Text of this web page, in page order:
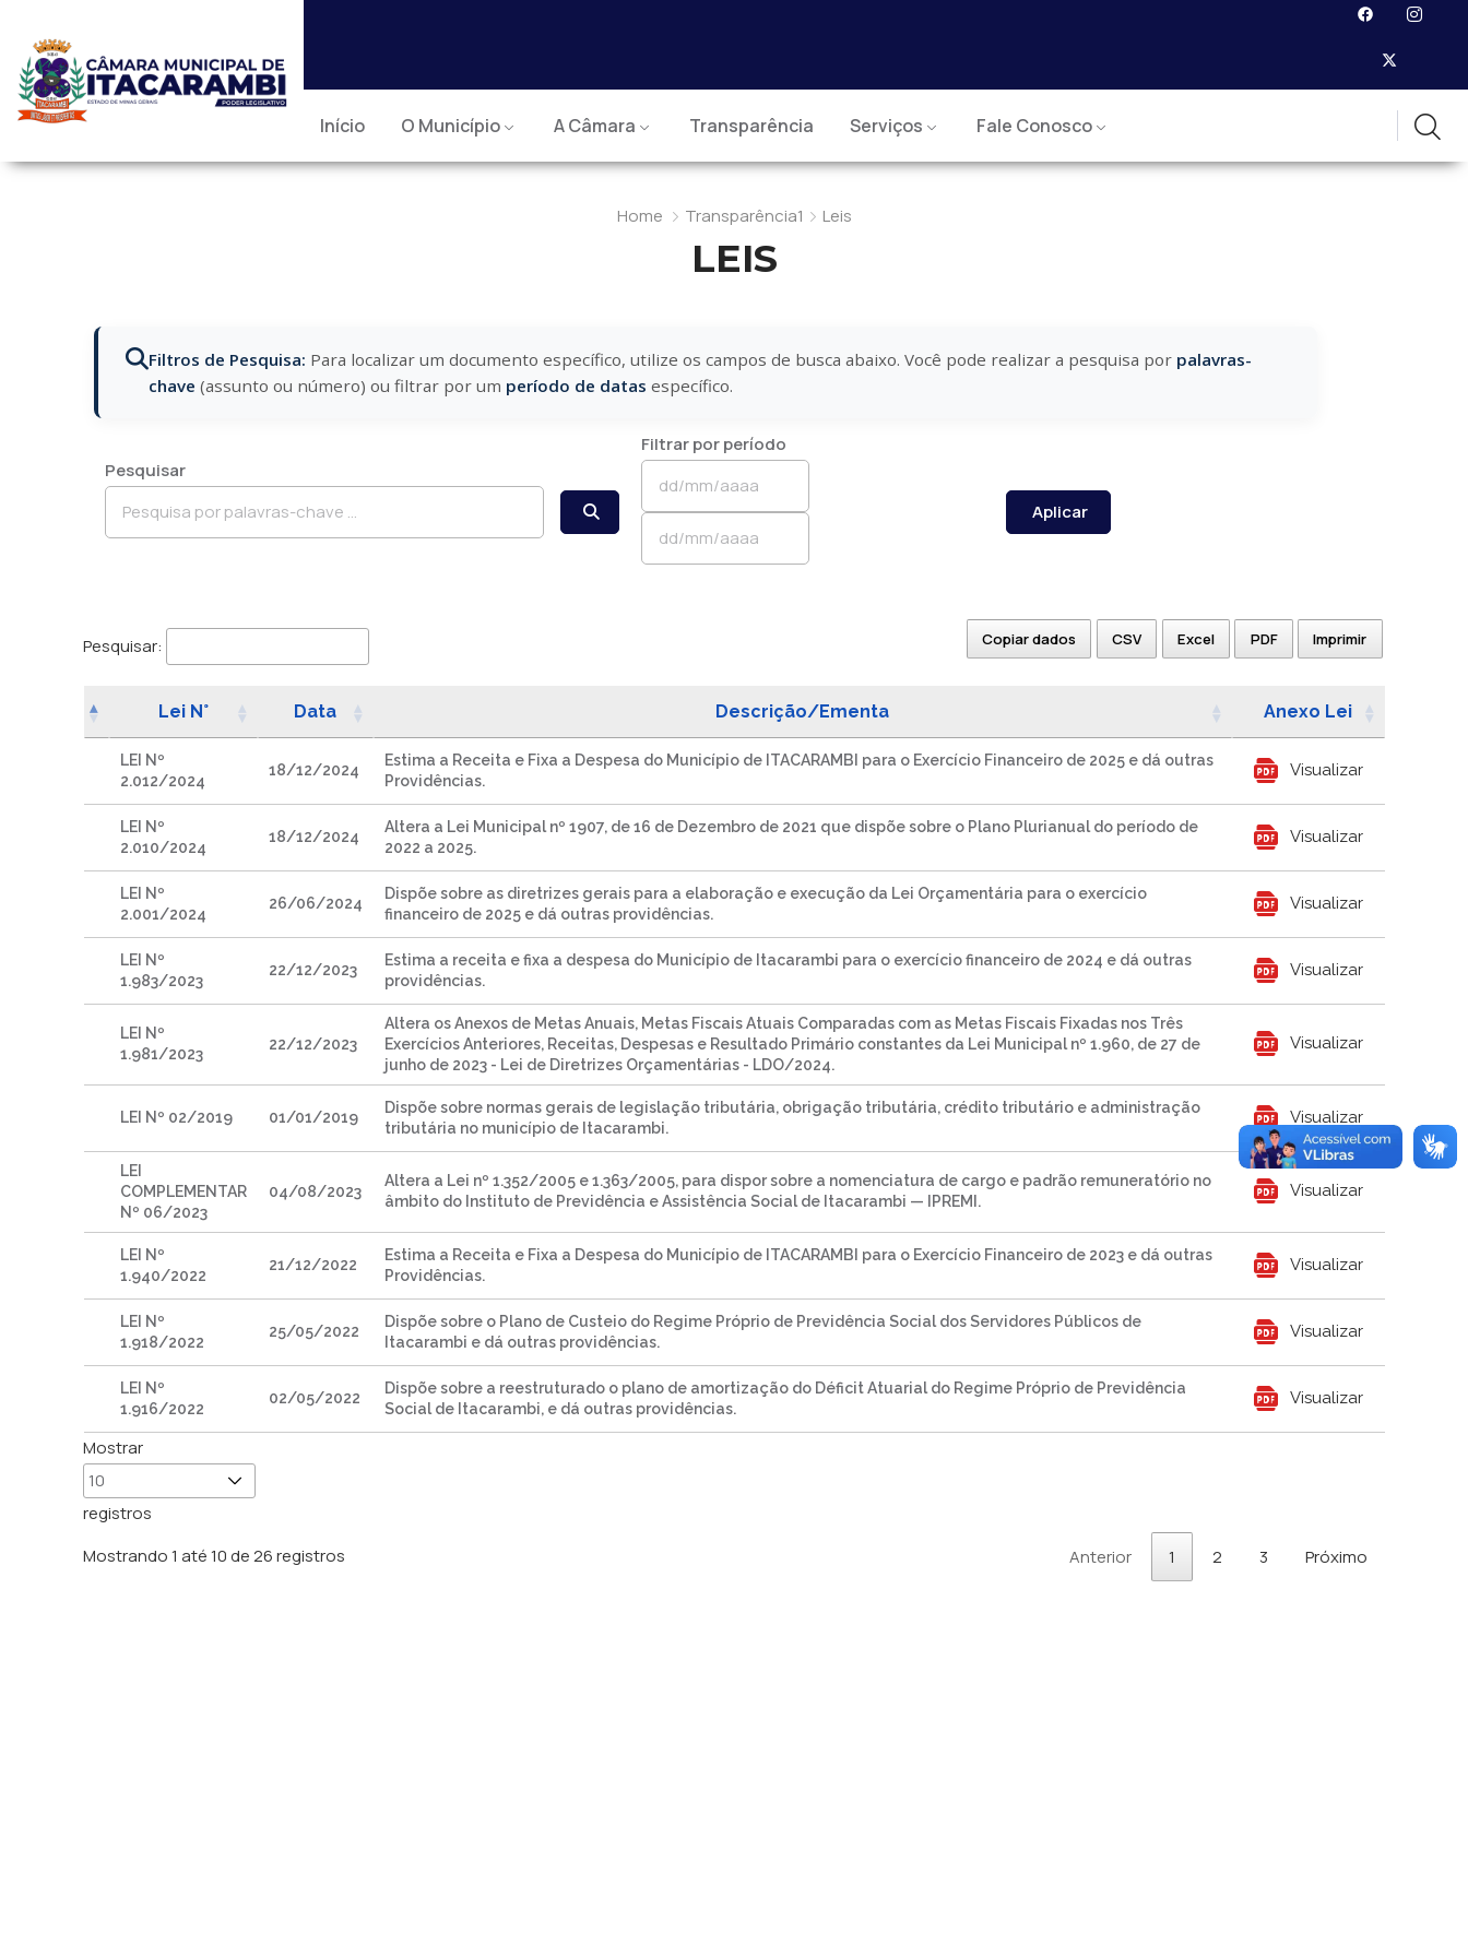
Início O Município A Câmara Transparência Serviços Fale Conosco
Home Transparência1 Leis
LEIS
Filtros de Pesquisa: Para localizar um documento específico, utilize os campos de busca abaixo. Você pode realizar a pesquisa por palavras-
chave (assunto ou número) ou filtrar por um período de datas específico.
Pesquisar
Filtrar por período
Aplicar
Pesquisar: Copiar dados CSV Excel PDF Imprimir
Lei N° Data Descrição/Ementa Anexo Lei
LEI Nº
2.012/2024
18/12/2024
Estima a Receita e Fixa a Despesa do Município de ITACARAMBI para o Exercício Financeiro de 2025 e dá outras
Providências.
Visualizar
LEI Nº
2.010/2024
18/12/2024
Altera a Lei Municipal nº 1907, de 16 de Dezembro de 2021 que dispõe sobre o Plano Plurianual do período de
2022 a 2025.
Visualizar
LEI Nº
2.001/2024
26/06/2024
Dispõe sobre as diretrizes gerais para a elaboração e execução da Lei Orçamentária para o exercício
financeiro de 2025 e dá outras providências.
Visualizar
LEI Nº
1.983/2023
22/12/2023
Estima a receita e fixa a despesa do Município de Itacarambi para o exercício financeiro de 2024 e dá outras
providências.
Visualizar
LEI Nº
1.981/2023
22/12/2023
Altera os Anexos de Metas Anuais, Metas Fiscais Atuais Comparadas com as Metas Fiscais Fixadas nos Três
Exercícios Anteriores, Receitas, Despesas e Resultado Primário constantes da Lei Municipal nº 1.960, de 27 de
junho de 2023 - Lei de Diretrizes Orçamentárias - LDO/2024.
Visualizar
LEI Nº 02/2019 01/01/2019
Dispõe sobre normas gerais de legislação tributária, obrigação tributária, crédito tributário e administração
tributária no município de Itacarambi.
Visualizar
LEI
COMPLEMENTAR
Nº 06/2023
04/08/2023
Altera a Lei nº 1.352/2005 e 1.363/2005, para dispor sobre a nomenciatura de cargo e padrão remuneratório no
âmbito do Instituto de Previdência e Assistência Social de Itacarambi — IPREMI.
Visualizar
LEI Nº
1.940/2022
21/12/2022
Estima a Receita e Fixa a Despesa do Município de ITACARAMBI para o Exercício Financeiro de 2023 e dá outras
Providências.
Visualizar
LEI Nº
1.918/2022
25/05/2022
Dispõe sobre o Plano de Custeio do Regime Próprio de Previdência Social dos Servidores Públicos de
Itacarambi e dá outras providências.
Visualizar
LEI Nº
1.916/2022
02/05/2022
Dispõe sobre a reestruturado o plano de amortização do Déficit Atuarial do Regime Próprio de Previdência
Social de Itacarambi, e dá outras providências.
Visualizar
Mostrar
registros
Mostrando 1 até 10 de 26 registros
Anterior 1 2 3 Próximo